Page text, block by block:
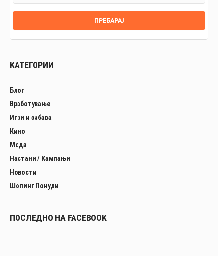
КАТЕГОРИИ
Блог
Вработување
Игри и забава
Кино
Мода
Настани / Кампањи
Новости
Шопинг Понуди
ПОСЛЕДНО НА FACEBOOK